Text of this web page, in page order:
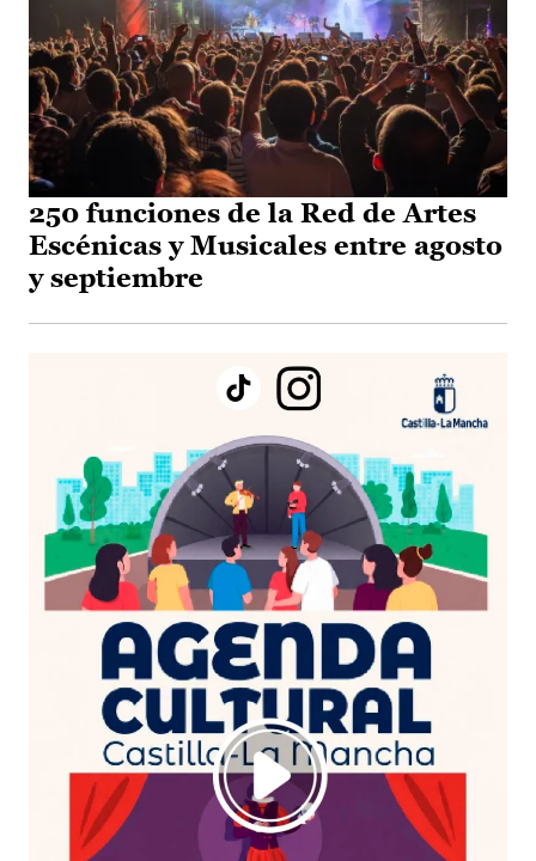
250 funciones de la Red de Artes
Escénicas y Musicales entre agosto
y septiembre